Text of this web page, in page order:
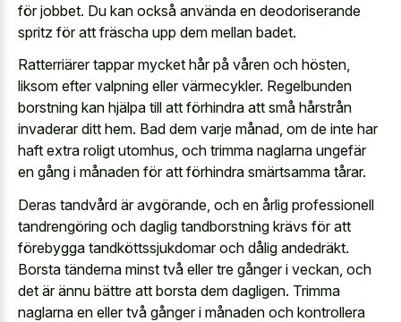
för jobbet. Du kan också använda en deodoriserande
spritz för att fräscha upp dem mellan badet.
Ratterriärer tappar mycket hår på våren och hösten,
liksom efter valpning eller värmecykler. Regelbunden
borstning kan hjälpa till att förhindra att små hårstrån
invaderar ditt hem. Bad dem varje månad, om de inte har
haft extra roligt utomhus, och trimma naglarna ungefär
en gång i månaden för att förhindra smärtsamma tårar.
Deras tandvård är avgörande, och en årlig professionell
tandrengöring och daglig tandborstning krävs för att
förebygga tandköttssjukdomar och dålig andedräkt.
Borsta tänderna minst två eller tre gånger i veckan, och
det är ännu bättre att borsta dem dagligen. Trimma
naglarna en eller två gånger i månaden och kontrollera